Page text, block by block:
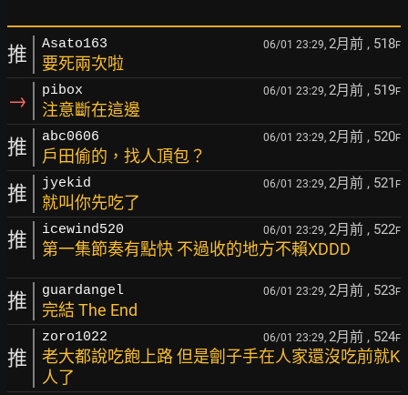
推 Asato163 06/01 23:29, 2月前 , 518F
要死兩次啦
→ pibox 06/01 23:29, 2月前 , 519F
注意斷在這邊
推 abc0606 06/01 23:29, 2月前 , 520F
戶田偷的，找人頂包？
推 jyekid 06/01 23:29, 2月前 , 521 F
就叫你先吃了
推 icewind520 06/01 23:29, 2月前 , 522F
第一集節奏有點快 不過收的地方不賴XDDD
推 guardangel 06/01 23:29, 2月前 , 523F
完結 The End
推
zoro1022 06/01 23:29, 2月前 , 524F
老大都說吃飽上路 但是劊子手在人家還沒吃前就K
人了